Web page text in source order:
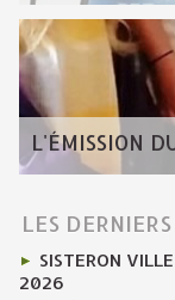
L'ÉMISSION
LES
SISTERON
2026